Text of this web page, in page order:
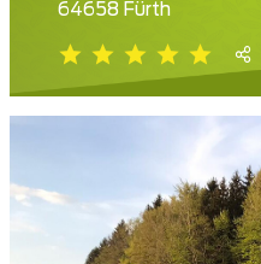
64658 Fürth